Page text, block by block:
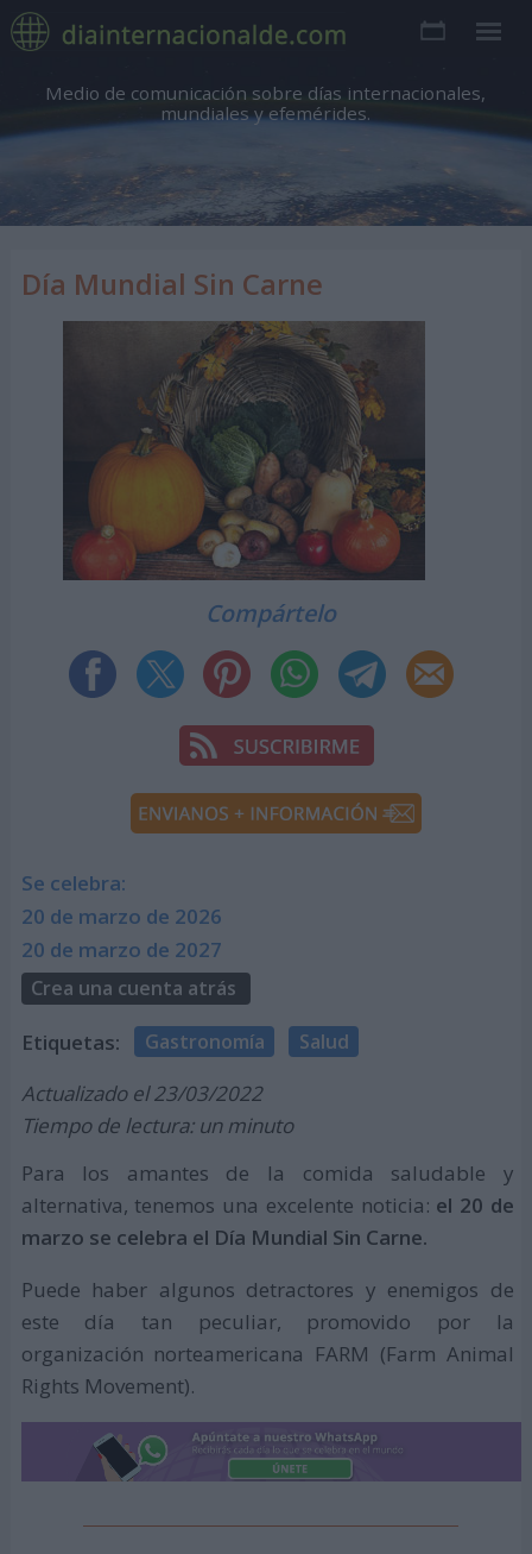
Medio de comunicación sobre días internacionales,
mundiales y efemérides.
Día Mundial Sin Carne
Compártelo
Se celebra:
20 de marzo de 2026
20 de marzo de 2027
Crea una cuenta atrás
Etiquetas: Gastronomía Salud
Actualizado el 23/03/2022
Tiempo de lectura: un minuto
Para los amantes de la comida saludable y
alternativa, tenemos una excelente noticia: el 20 de
marzo se celebra el Día Mundial Sin Carne.
Puede haber algunos detractores y enemigos de
este día tan peculiar, promovido por la
organización norteamericana FARM (Farm Animal
Rights Movement).